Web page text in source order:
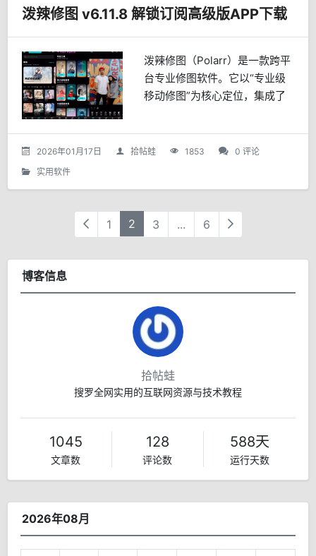
泼辣修图 v6.11.8 解锁订阅高级版APP下载
泼辣修图（Polarr）是一款跨平
台专业修图软件。它以“专业级
移动修图”为核心定位，集成了
智能功能以及自定义滤镜系统，
既适合摄影爱好者快速上手，也
2026年01月17日 拾帖蛙 1853
0 评论
实用软件
1 2 3 ... 6
博客信息
拾帖蛙
搜罗全网实用的互联网资源与技术教程
1045
文章数
128
评论数
588天
运行天数
2026年08月